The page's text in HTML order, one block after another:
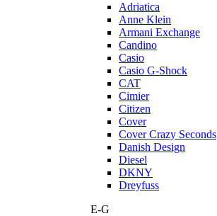
Adriatica
Anne Klein
Armani Exchange
Candino
Casio
Casio G-Shock
CAT
Cimier
Citizen
Cover
Cover Crazy Seconds
Danish Design
Diesel
DKNY
Dreyfuss
E-G